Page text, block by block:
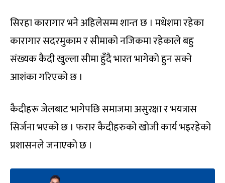
सिरहा कारागार भने अहिलेसम्म शान्त छ । मधेशमा रहेका
कारागार सदरमुकाम र सीमाको नजिकमा रहेकाले बहु
संख्यक कैदी खुल्ला सीमा हुँदै भारत भागेको हुन सक्ने
आशंका गरिएको छ ।
कैदीहरू जेलबाट भागेपछि समाजमा असुरक्षा र भयत्रास
सिर्जना भएको छ । फरार कैदीहरुको खोजी कार्य भइरहेको
प्रशासनले जनाएको छ ।